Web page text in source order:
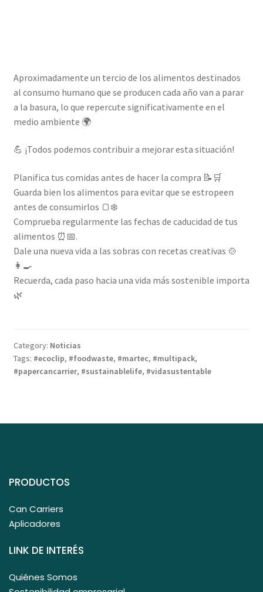
Aproximadamente un tercio de los alimentos destinados
al consumo humano que se producen cada año van a parar
a la basura, lo que repercute significativamente en el
medio ambiente 🌍
💪 ¡Todos podemos contribuir a mejorar esta situación!
Planifica tus comidas antes de hacer la compra 📝🛒
Guarda bien los alimentos para evitar que se estropeen
antes de consumirlos 🍞❄️
Comprueba regularmente las fechas de caducidad de tus
alimentos ⏰📅.
Dale una nueva vida a las sobras con recetas creativas 🍲
👩‍🍳
Recuerda, cada paso hacia una vida más sostenible importa
🌿
Category: Noticias
Tags: #ecoclip, #foodwaste, #martec, #multipack,
#papercancarrier, #sustainablelife, #vidasustentable
PRODUCTOS
Can Carriers
Aplicadores
LINK DE INTERÉS
Quiénes Somos